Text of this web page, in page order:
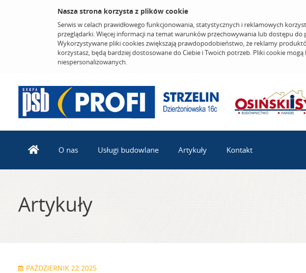
Nasza strona korzysta z plików cookie
Serwis w celach prawidłowego funkcjonowania, statystycznych i reklamowych
przeglądarki. Więcej informacji na temat warunków przechowywania lub dostępu do
Wykorzystywane pliki cookies zwiększają prawdopodobieństwo, że reklamy
korzystasz, będą bardziej dostosowane do Ciebie i Twoich potrzeb. Pliki cookie
niespersonalizowanych.
O nas Usługi budowlane Artykuły Kontakt
Artykuły
PAŹDZIERNIK 22 2025